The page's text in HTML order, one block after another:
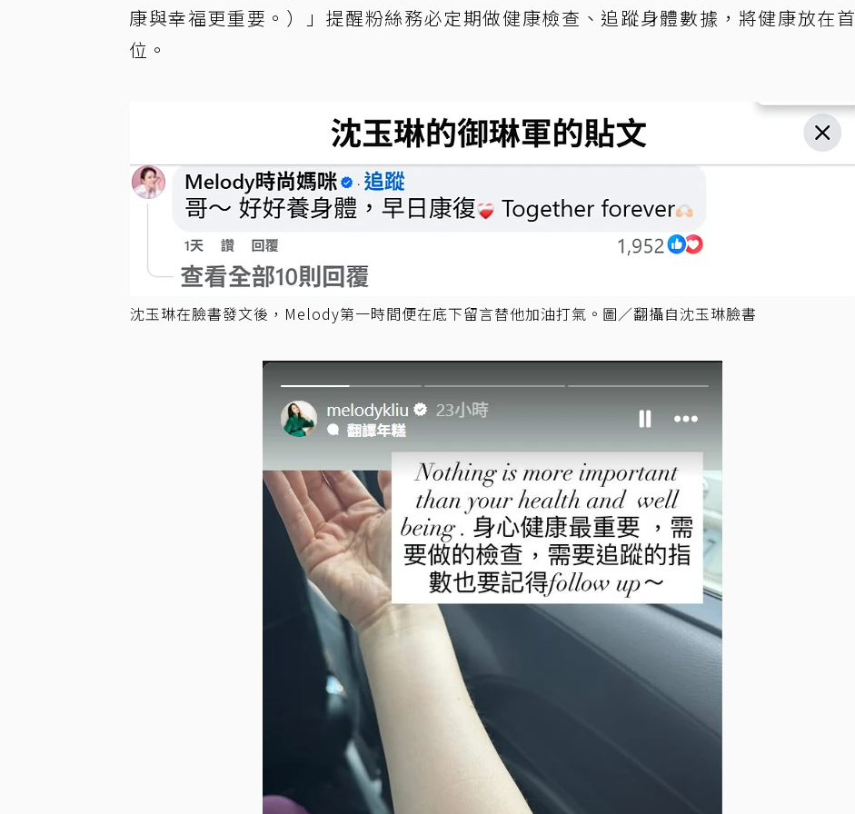
康與幸福更重要。）」提醒粉絲務必定期做健康檢查、追蹤身體數據，將健康放在首
位。
沈玉琳在臉書發文後，Melody第一時間便在底下留言替他加油打氣。圖／翻攝自沈玉琳臉書